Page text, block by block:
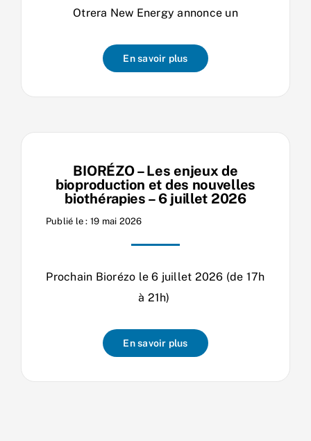
Otrera New Energy annonce un
En savoir plus
BIORÉZO – Les enjeux de
bioproduction et des nouvelles
biothérapies – 6 juillet 2026
Publié le : 19 mai 2026
Prochain Biorézo le 6 juillet 2026 (de 17h
à 21h)
En savoir plus